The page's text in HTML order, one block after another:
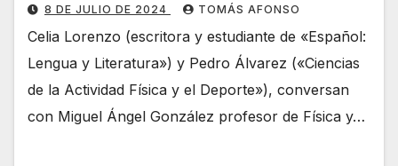
8 DE JULIO DE 2024 TOMÁS AFONSO
Celia Lorenzo (escritora y estudiante de «Español:
Lengua y Literatura») y Pedro Álvarez («Ciencias
de la Actividad Física y el Deporte»), conversan
con Miguel Ángel González profesor de Física y…